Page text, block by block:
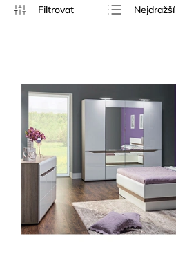
Nejdražší
Abecedně